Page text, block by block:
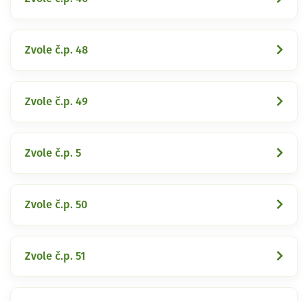
Zvole č.p. 48
Zvole č.p. 49
Zvole č.p. 5
Zvole č.p. 50
Zvole č.p. 51